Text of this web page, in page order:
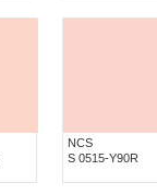
NCS
S 0515-Y90R